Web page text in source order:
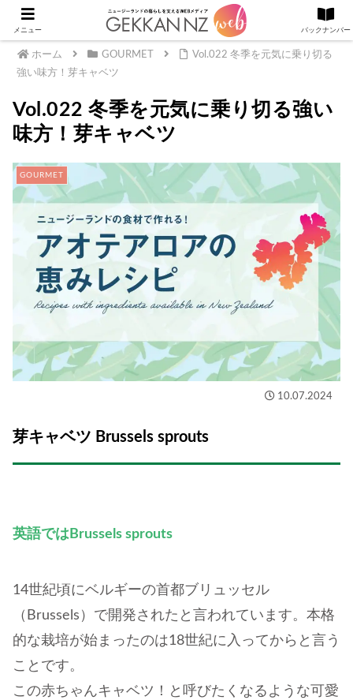
ホーム GOURMET
Vol.022 冬季を元気に乗り切る
強い味方！芽キャベツ
Vol.022 冬季を元気に乗り切る強い
味方！芽キャベツ
GOURMET
10.07.2024
芽キャベツ Brussels sprouts
英語ではBrussels sprouts
14世紀頃にベルギーの首都ブリュッセル
（Brussels）で開発されたと言われています。本格
的な栽培が始まったのは18世紀に入ってからと言う
ことです。
この赤ちゃんキャベツ！と呼びたくなるような可愛
メニュー バックナンバー